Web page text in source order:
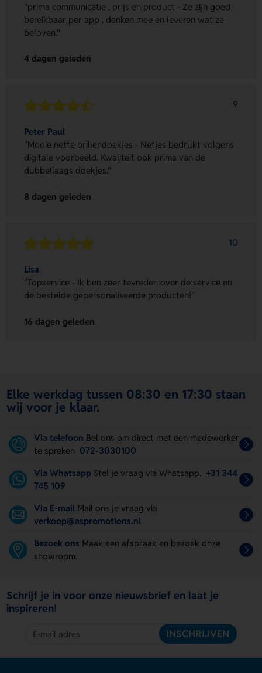
"prima communicatie , prijs en product - Ze zijn goed
bereikbaar per app , denken mee en leveren wat ze
beloven."
4 dagen geleden
9
Peter Paul
"Mooie nette brillendoekjes - Netjes bedrukt volgens
digitale voorbeeld. Kwaliteit ook prima van de
dubbellaags doekjes."
8 dagen geleden
10
Lisa
"Topservice - Ik ben zeer tevreden over de service en
de bestelde gepersonaliseerde producten!"
16 dagen geleden
Elke werkdag tussen 08:30 en 17:30 staan
wij voor je klaar.
Via telefoon Bel ons om direct met een medewerker
te spreken 072-3030100
Via Whatsapp Stel je vraag via Whatsapp. +31 344
745 109
Via E-mail Mail ons je vraag via
verkoop@aspromotions.nl
Bezoek ons Maak een afspraak en bezoek onze
showroom.
Schrijf je in voor onze nieuwsbrief en laat je
inspireren!
INSCHRIJVEN